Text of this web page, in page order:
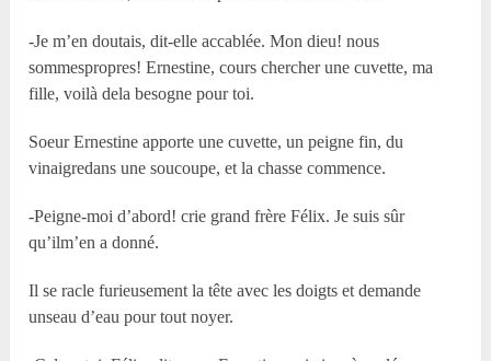
-Je m’en doutais, dit-elle accablée. Mon dieu! nous
sommespropres! Ernestine, cours chercher une cuvette, ma
fille, voilà dela besogne pour toi.
Soeur Ernestine apporte une cuvette, un peigne fin, du
vinaigredans une soucoupe, et la chasse commence.
-Peigne-moi d’abord! crie grand frère Félix. Je suis sûr
qu’ilm’en a donné.
Il se racle furieusement la tête avec les doigts et demande
unseau d’eau pour tout noyer.